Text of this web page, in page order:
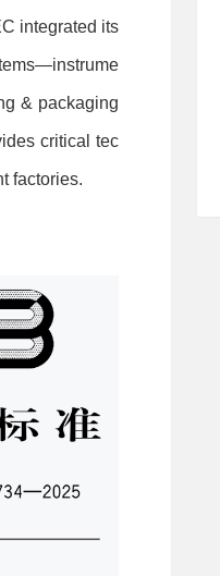
integrated its
& packaging
critical tec
factories.